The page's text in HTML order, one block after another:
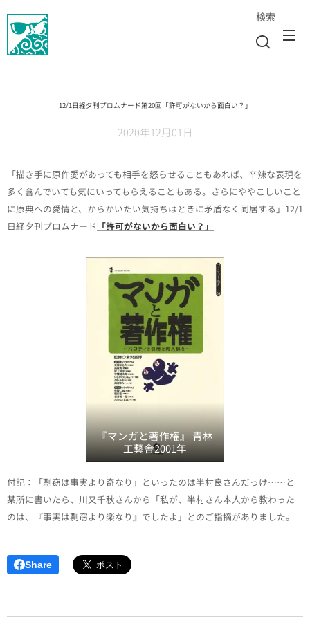
検索
12/1日経夕刊プロムナード第20回「許可がないから面白い？」
2020年12月01日
「描き手に原作愛があっても相手を怒らせることもあれば、辛辣な表現を
多く含んでいても気にいってもらえることもある。さらにややこしいこと
に原典への愛情と、からかいたい気持ちはときに矛盾なく同居する」12/1
日経夕刊プロムナード 「許可がないから面白い？」
『マンガと著作権』 青林
工藝舎2001年
付記：「剽窃は事実より奇なり」といったのは半村良さんだっけ……と
某所に書いたら、川又千秋さんから「私が、半村さん本人から教わった
のは、『事実は剽窃より楽なり』でしたよ」とのご指摘がありました。
Share